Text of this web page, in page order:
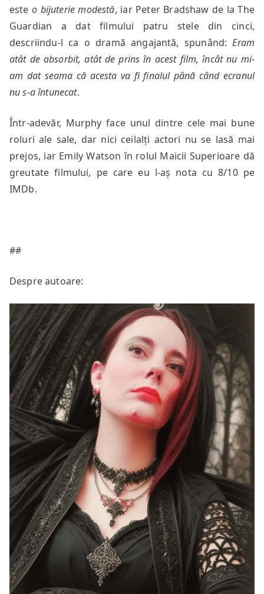
esteo bijuterie modestă, iar Peter Bradshaw de la The
Guardian a dat filmului patru stele din cinci,
descriindu-l ca o dramă angajantă, spunând:Eram
atât de absorbit, atât de prins în acest film, încât nu mi-
am dat seama că acesta va fi finalul până când ecranul
nu s-a întunecat.
Într-adevăr, Murphy face unul dintre cele mai bune
roluri ale sale, dar nici ceilalți actori nu se lasă mai
prejos, iar Emily Watson în rolul Maicii Superioare dă
greutate filmului, pe care eu l-aș nota cu 8/10 pe
IMDb.
##
Despre autoare: